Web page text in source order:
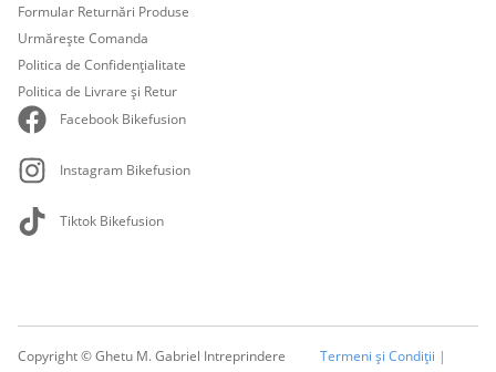
Formular Returnări Produse
Urmărește Comanda
Politica de Confidențialitate
Politica de Livrare și Retur
Facebook Bikefusion
Instagram Bikefusion
Tiktok Bikefusion
Copyright © Ghetu M. Gabriel Intreprindere
Termeni și Condiții |